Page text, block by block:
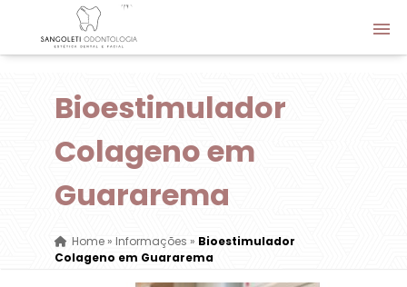
Bioestimulador
Colageno em
Guararema
Home» Informações » Bioestimulador
Colageno em Guararema